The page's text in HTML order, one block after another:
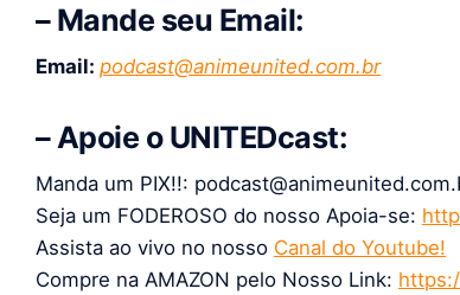
– Mande seu Email:
Email: podcast@animeunited.com.br
– Apoie o UNITEDcast:
Manda um PIX!!:
Seja um FODEROSO do nosso Apoia-se:
Assista ao vivo no nosso Canal do Youtube!
Compre na AMAZON pelo Nosso Link: